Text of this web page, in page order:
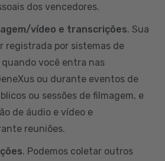
dos vencedores.
vídeo e transcrições. Sua
registrada por sistemas de
você entra nas
ou durante eventos de
ou sessões de filmagem, e
de áudio e vídeo e
reuniões.
. Podemos coletar outros